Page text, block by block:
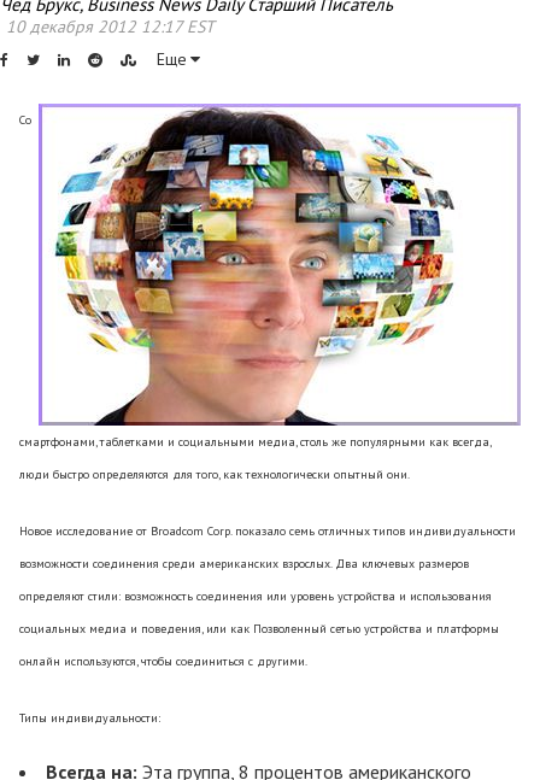
10 декабря 2012 12:17 EST
Еще
Со
смартфонами, таблетками и социальными медиа, столь же популярными как всегда,
люди быстро определяются для того, как технологически опытный они.
Новое исследование от Broadcom Corp. показало семь отличных типов индивидуальности
возможности соединения среди американских взрослых. Два ключевых размеров
определяют стили: возможность соединения или уровень устройства и использования
социальных медиа и поведения, или как Позволенный сетью устройства и платформы
онлайн используются, чтобы соединиться с другими.
Типы индивидуальности:
Всегда на: Эта группа, 8 процентов американского